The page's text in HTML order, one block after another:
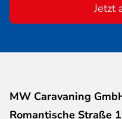
Jetzt
MW Caravaning
Romantische Straße